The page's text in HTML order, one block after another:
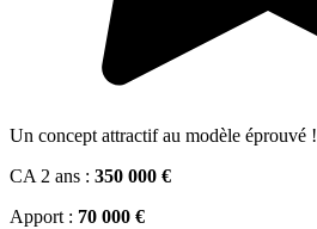
Un concept attractif au modèle éprouvé !
CA 2 ans : 350 000 €
Apport : 70 000 €